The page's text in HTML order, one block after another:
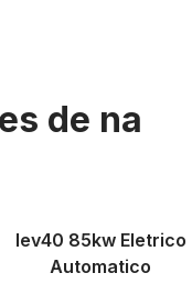
de na
Iev40 85kw Eletrico
Automatico